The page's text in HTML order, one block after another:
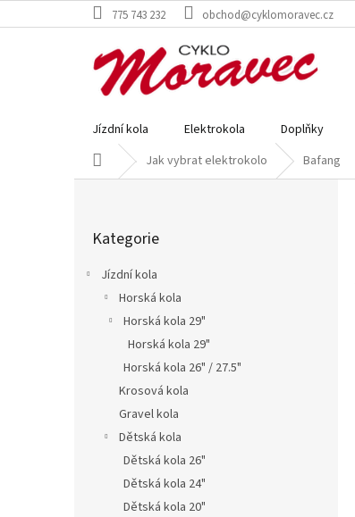
na
775 743 232 obchod@cyklomoravec.cz
Jízdní kola Elektrokola Doplňky
Domů Jak vybrat elektrokolo Bafang
kategorie
Kategorie
Jízdní kola
Horská kola
Horská kola 29"
Horská kola 29"
Horská kola 26" / 27.5"
Krosová kola
Gravel kola
Dětská kola
Dětská kola 26"
Dětská kola 24"
Dětská kola 20"